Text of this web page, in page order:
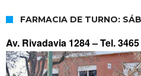
FARMACIA DE TURNO:
Av. Rivadavia 1284 –Tel.